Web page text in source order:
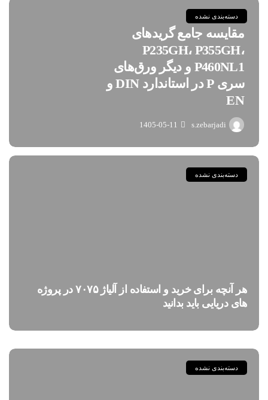
دسته‌بندی نشده
مقایسه جامع گریدهای
P235GH، P355GH،
P460NL1 و دیگر ورق‌های
سری P در استاندارد DIN و
EN
s.zebarjadi
1405-05-11
دسته‌بندی نشده
هر آنچه برای خرید و استفاده از آلیاژ ۷۰۷۵ در پروژه
های دریایی باید بدانید
دسته‌بندی نشده